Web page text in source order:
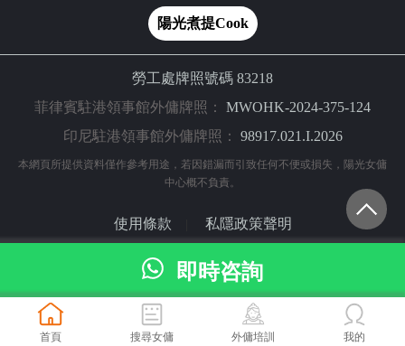
陽光煮提Cook
勞工處牌照號碼 83218
菲律賓駐港領事館外傭牌照： MWOHK-2024-375-124
印尼駐港領事館外傭牌照： 98917.021.I.2026
本網頁所提供資料僅作參考用途，若因錯漏而引致任何不便或損失，陽光女傭
中心概不負責。
使用條款 私隱政策聲明
© 2024 陽光網（亞洲）科技有限公司 版權所有
即時咨詢
首頁 搜尋女傭 外傭培訓 我的